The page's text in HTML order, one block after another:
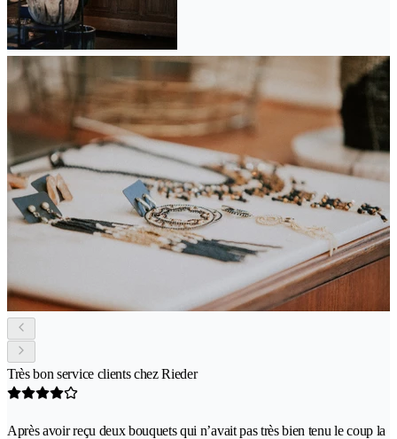
Très bon service clients chez Rieder
Après avoir reçu deux bouquets qui n’avait pas très bien tenu le coup la